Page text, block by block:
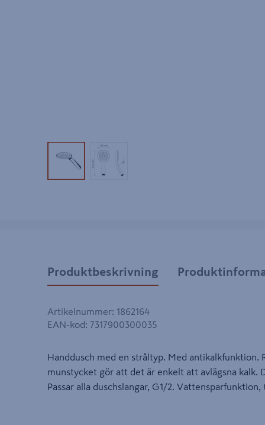
Produktbild 1
Produktbeskrivning
Artikelnummer: 1862164
EAN-kod: 7317900300035
Handdusch med en stråltyp. Med antikalkfunktion.
munstycket gör att det är enkelt att avlägsna kalk.
Passar alla duschslangar, G1/2.